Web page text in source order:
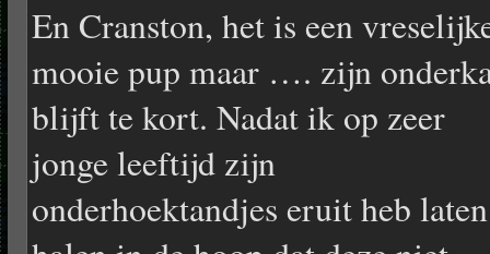
En Cranston, het is een
mooie pup maar …. zijn
blijft te kort. Nadat ik op zeer
jonge leeftijd zijn
onderhoektandjes eruit heb laten